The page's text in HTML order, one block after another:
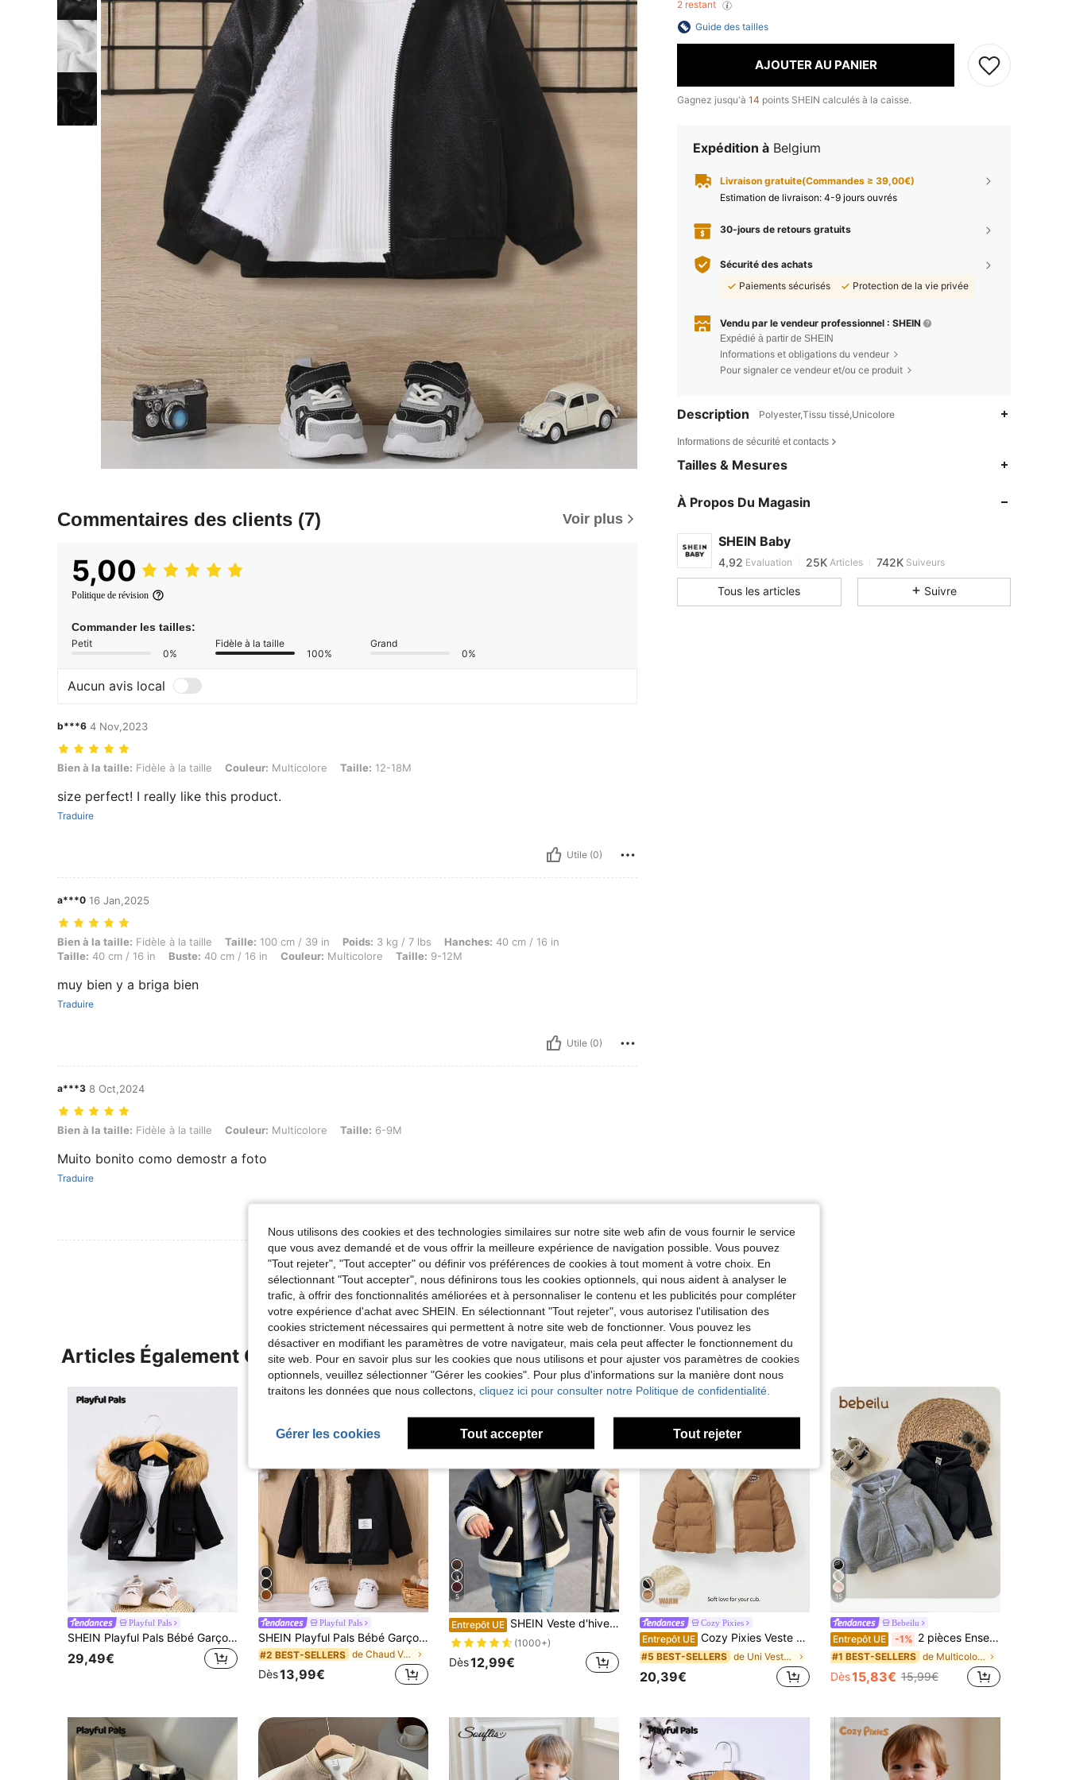
Commentaires des clients (7) Voir plus
5,00
Politique de révision
Commander les tailles:
Petit
0%
Fidèle à la taille
100%
Grand
0%
Aucun avis local
b***6 4 Nov,2023
Bien à la taille: Fidèle à la taille, Couleur: Multicolore, Taille: 12-18M
Bien à la taille: Fidèle à la taille Couleur: Multicolore Taille: 12-18M
size perfect! I really like this product.
Traduire
Utile (0)
a***0 16 Jan,2025
Bien à la taille: Fidèle à la taille, Taille: 100 cm / 39 in, Poids: 3 kg / 7 lbs, Hanches: 40 cm / 16 in, Taille: 40 cm / 16 in, Buste: 40 cm / 16 in, Couleur: Multicolore, Taille: 9-12M
Bien à la taille: Fidèle à la taille Taille: 100 cm / 39 in Poids: 3 kg / 7 lbs Hanches: 40 cm / 16 in
Taille: 40 cm / 16 in Buste: 40 cm / 16 in Couleur: Multicolore Taille: 9-12M
muy bien y a briga bien
Traduire
Utile (0)
a***3 8 Oct,2024
Bien à la taille: Fidèle à la taille, Couleur: Multicolore, Taille: 6-9M
Bien à la taille: Fidèle à la taille Couleur: Multicolore Taille: 6-9M
Muito bonito como demostr a foto
Traduire
Voir Plus D'avis
2 restant
Guide des tailles
AJOUTER AU PANIER
Gagnez jusqu'à 14 points SHEIN calculés à la caisse.
Expédition à Belgium
Livraison gratuite(Commandes ≥ 39,00€)
Estimation de livraison: 4-9 jours ouvrés
30-jours de retours gratuits
Sécurité des achats
Paiements sécurisés
Protection de la vie privée
Vendu par le vendeur professionnel : SHEIN
Expédié à partir de SHEIN
Informations et obligations du vendeur
Pour signaler ce vendeur et/ou ce produit
Description Polyester,Tissu tissé,Unicolore
Informations de sécurité et contacts
Tailles & Mesures
À Propos Du Magasin
SHEIN Baby
4,92
4,92
25K
4,92
4,92 Evaluation 25K Articles 742K Suiveurs
l***zest en train de naviguer
4,92 25K
742K
4,92
25K
742K
Tous les articles Suivre
Articles Également Consultés
Playful Pals
SHEIN Playful Pals Bébé Garçon Veste Poche À Rabat À Ourlet Duveteux À Capuche À Doublure Thermique (Sans T-Shirt)
29,49€
Playful Pals
SHEIN Playful Pals Bébé Garçon Veste À Applique À Doublure En Tissu Duveteux À Capuche
#2 BEST-SELLERS de Chaud Vêtements d'extérieur pour bébés garçons
Dès13,99€
5
Entrepôt UE SHEIN Veste d'hiver mignonne en cuir PU noir pour bébé garçon et fille, manteau d'automne matelassé épais en polaire, veste de moto, vêtements décontractés de mode à couleurs contrastées pour rendez-vous
(1000+)
Dès12,99€
Cozy Pixies
Entrepôt UE Cozy Pixies Veste d'hiver décontractée pour bébé garçon avec doublure en fausse fourrure
#5 BEST-SELLERS de Uni Vestes pour bébés garçons
20,39€
15
Bebeilu
Entrepôt UE -1% 2 pièces Ensemble de vestes à capuche décontractées de couleur unie pour bébé garçon et bébé fille, sweat-shirt à capuche gris et sweat-shirt à capuche noir, convient pour l'automne et l'hiver
#1 BEST-SELLERS de Multicolore Vêtements d'extérieur pour bébés ga
Dès15,83€ 15,99€
Nous utilisons des cookies et des technologies similaires sur notre site web afin de vous fournir le service
que vous avez demandé et de vous offrir la meilleure expérience de navigation possible. Vous pouvez
"Tout rejeter", "Tout accepter" ou définir vos préférences de cookies à tout moment à votre choix. En
sélectionnant "Tout accepter", nous définirons tous les cookies optionnels, qui nous aident à analyser le
trafic, à offrir des fonctionnalités améliorées et à personnaliser le contenu et les publicités pour compléter
votre expérience d'achat avec SHEIN. En sélectionnant "Tout rejeter", vous autorisez l'utilisation des
cookies strictement nécessaires qui permettent à notre site web de fonctionner. Vous pouvez les
désactiver en modifiant les paramètres de votre navigateur, mais cela peut affecter le fonctionnement du
site web. Pour en savoir plus sur les cookies que nous utilisons et pour ajuster vos paramètres de cookies
optionnels, veuillez sélectionner "Gérer les cookies". Pour plus d'informations sur la manière dont nous
traitons les données que nous collectons, cliquez ici pour consulter notre Politique de confidentialité.
Gérer les cookies Tout accepter Tout rejeter